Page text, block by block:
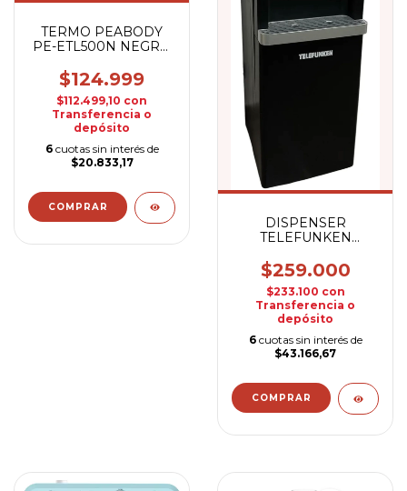
TERMO PEABODY
PE-ETL500N NEGRO
$124.999
$112.499,10 con
Transferencia o
depósito
6 cuotas sin interés de
$20.833,17
DISPENSER
TELEFUNKEN
$259.000
$233.100 con
Transferencia o
depósito
6 cuotas sin interés de
$43.166,67